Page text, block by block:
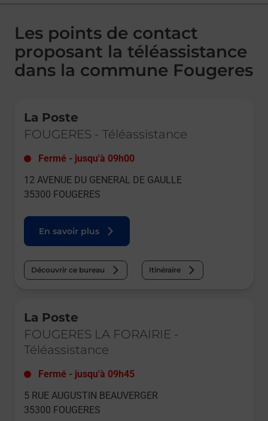
Les points de contact
proposant la téléassistance
dans la commune Fougeres
La Poste
FOUGERES - Téléassistance
Fermé - jusqu'à 09h00
12 AVENUE DU GENERAL DE GAULLE
35300 FOUGERES
En savoir plus
Découvrir ce bureau Itinéraire
La Poste
FOUGERES LA FORAIRIE -
Téléassistance
Fermé - jusqu'à 09h45
5 RUE AUGUSTIN BEAUVERGER
35300 FOUGERES